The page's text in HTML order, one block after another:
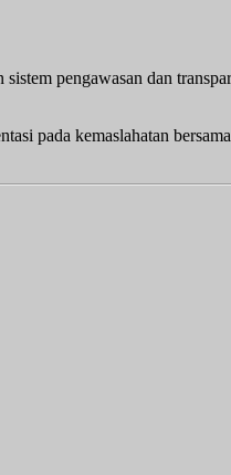
pengawasan dan
pada kemaslahatan